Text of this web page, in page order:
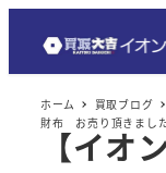
ホーム 買取ブログ
財布 お売り頂きまし
【イオ